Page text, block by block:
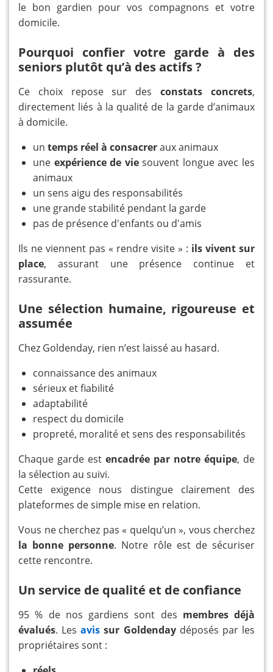
le bon gardien pour vos compagnons et votre
domicile.
Pourquoi confier votre garde à des
seniors plutôt qu’à des actifs ?
Ce choix repose sur desconstats concrets,
directement liés à la qualité de la garde d’animaux
à domicile.
un temps réel à consacreraux animaux
une expérience de viesouvent longue avec les
animaux
un sens aigu des responsabilités
une grande stabilité pendant la garde
pas de présence d'enfants ou d'amis
Ils ne viennent pas « rendre visite » : ils vivent sur
place, assurant une présence continue et
rassurante.
Une sélection humaine, rigoureuse et
assumée
Chez Goldenday, rien n’est laissé au hasard.
connaissance des animaux
sérieux et fiabilité
adaptabilité
respect du domicile
propreté, moralité et sens des responsabilités
Chaque garde est encadrée par notre équipe, de
la sélection au suivi.
Cette exigence nous distingue clairement des
plateformes de simple mise en relation.
Vous ne cherchez pas « quelqu’un », vous cherchez
la bonne personne. Notre rôle est de sécuriser
cette rencontre.
Un service de qualité et de confiance
95 % de nos gardiens sont des membres déjà
évalués. Lesavis sur Goldendaydéposés par les
propriétaires sont :